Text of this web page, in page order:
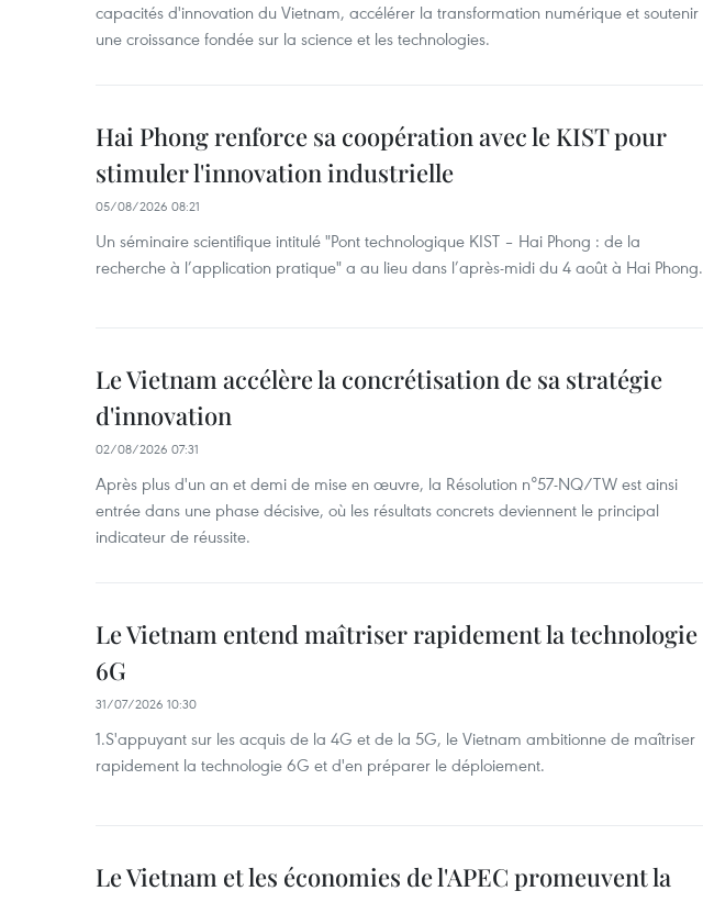
capacités d'innovation du Vietnam, accélérer la transformation numérique et soutenir
une croissance fondée sur la science et les technologies.
Hai Phong renforce sa coopération avec le KIST pour
stimuler l'innovation industrielle
05/08/2026 08:21
Un séminaire scientifique intitulé "Pont technologique KIST – Hai Phong : de la
recherche à l’application pratique" a au lieu dans l’après-midi du 4 août à Hai Phong.
Le Vietnam accélère la concrétisation de sa stratégie
d'innovation
02/08/2026 07:31
Après plus d'un an et demi de mise en œuvre, la Résolution n°57-NQ/TW est ainsi
entrée dans une phase décisive, où les résultats concrets deviennent le principal
indicateur de réussite.
Le Vietnam entend maîtriser rapidement la technologie
6G
31/07/2026 10:30
1.S'appuyant sur les acquis de la 4G et de la 5G, le Vietnam ambitionne de maîtriser
rapidement la technologie 6G et d'en préparer le déploiement.
Le Vietnam et les économies de l'APEC promeuvent la